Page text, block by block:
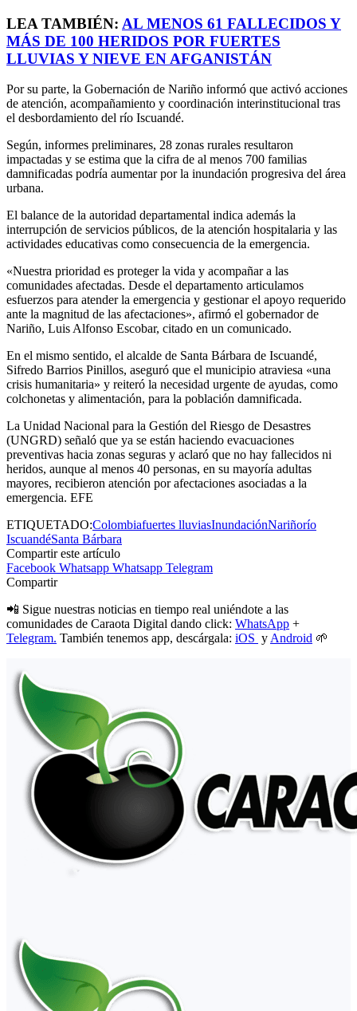
LEA TAMBIÉN: AL MENOS 61 FALLECIDOS Y
MÁS DE 100 HERIDOS POR FUERTES
LLUVIAS Y NIEVE EN AFGANISTÁN
Por su parte, la Gobernación de Nariño informó que activó acciones
de atención, acompañamiento y coordinación interinstitucional tras
el desbordamiento del río Iscuandé.
Según, informes preliminares, 28 zonas rurales resultaron
impactadas y se estima que la cifra de al menos 700 familias
damnificadas podría aumentar por la inundación progresiva del área
urbana.
El balance de la autoridad departamental indica además la
interrupción de servicios públicos, de la atención hospitalaria y las
actividades educativas como consecuencia de la emergencia.
«Nuestra prioridad es proteger la vida y acompañar a las
comunidades afectadas. Desde el departamento articulamos
esfuerzos para atender la emergencia y gestionar el apoyo requerido
ante la magnitud de las afectaciones», afirmó el gobernador de
Nariño, Luis Alfonso Escobar, citado en un comunicado.
En el mismo sentido, el alcalde de Santa Bárbara de Iscuandé,
Sifredo Barrios Pinillos, aseguró que el municipio atraviesa «una
crisis humanitaria» y reiteró la necesidad urgente de ayudas, como
colchonetas y alimentación, para la población damnificada.
La Unidad Nacional para la Gestión del Riesgo de Desastres
(UNGRD) señaló que ya se están haciendo evacuaciones
preventivas hacia zonas seguras y aclaró que no hay fallecidos ni
heridos, aunque al menos 40 personas, en su mayoría adultas
mayores, recibieron atención por afectaciones asociadas a la
emergencia. EFE
ETIQUETADO:Colombiafuertes lluviasInundaciónNariñorío
IscuandéSanta Bárbara
Compartir este artículo
Facebook Whatsapp Whatsapp Telegram
Compartir
📲 Sigue nuestras noticias en tiempo real uniéndote a las
comunidades de Caraota Digital dando click: WhatsApp +
Telegram. También tenemos app, descárgala: iOS y Android 🌱